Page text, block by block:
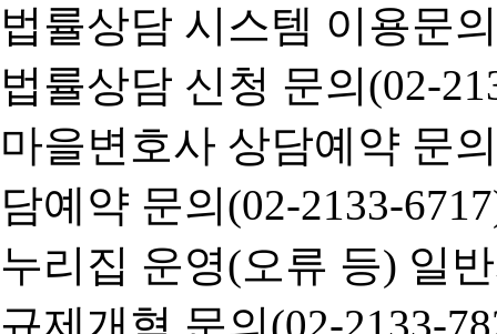
법률상담 시스템 이용문
법률상담 신청 문의(02-
마을변호사 상담예약 문
담예약 문의(02-2133-
누리집 운영(오류 등) 일